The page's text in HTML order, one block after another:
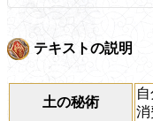
テキストの説明
土の秘術
消